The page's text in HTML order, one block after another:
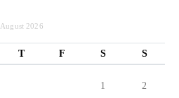
August 2026
T F S S
1 2